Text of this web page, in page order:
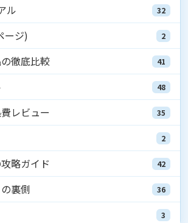
ル
32
ージ) 2
徹底比較 41
48
レビュー 35
2
略ガイド 42
裏側 36
3